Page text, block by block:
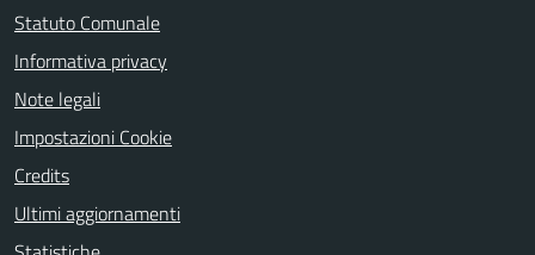
Statuto Comunale
Informativa privacy
Note legali
Impostazioni Cookie
Credits
Ultimi aggiornamenti